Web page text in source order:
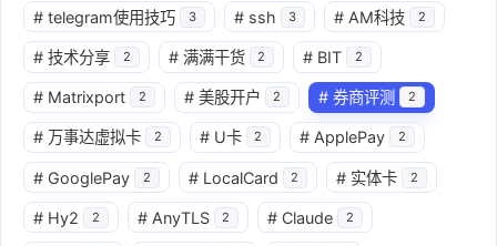
# telegram使用技巧 3 # ssh 3 # AM科技 2
# 技术分享 2 # 满满干货 2 # BIT 2
# Matrixport 2 # 美股开户 2 # 券商评测 2
# 万事达虚拟卡 2 # U卡 2 # ApplePay 2
# GooglePay 2 # LocalCard 2 # 实体卡 2
# Hy2 2 # AnyTLS 2 # Claude 2